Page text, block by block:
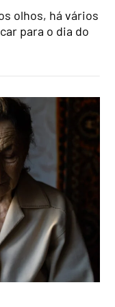
olhos, há vários
para o dia do